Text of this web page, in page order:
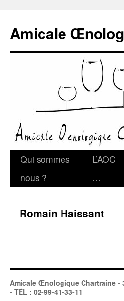
Amicale
Qui sommes
nous ?
L’AOC
…
Romain Haissant
Amicale Œnologique Chartraine -
- TÉL : 02-99-41-33-11